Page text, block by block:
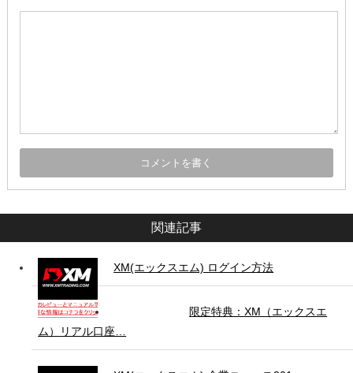
関連記事
XM(エックスエム) ログイン方法
限定特典：XM（エックスエ
ム）リアル口座…